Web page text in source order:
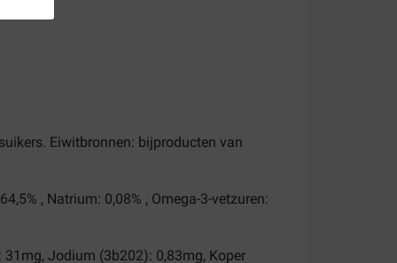
Eiwitbronnen: bijproducten van
, Natrium: 0,08% , Omega-3-vetzuren:
31mg, Jodium (3b202): 0,83mg, Koper